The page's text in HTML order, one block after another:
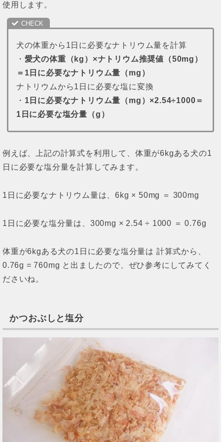
使用します。
犬の体重から1日に必要なナトリウム量を計算
・ 愛犬の体重（kg）×ナトリウム推奨値（50mg）
＝1日に必要なナトリウム量（mg）
ナトリウムから1日に必要な塩に変換
・ 1日に必要なナトリウム量（mg）×2.54÷1000＝
1日に必要な塩分量（g）
例えば、上記の計算式を利用して、体重が6kgある犬の1
日に必要な塩分量を計算してみます。
1日に必要なナトリウム量は、6kg × 50mg ＝ 300mg
1日に必要な塩分量は、300mg × 2.54 ÷ 1000 ＝ 0.76g
体重が6kgある犬の1日に必要な塩分量は 計算式から、
0.76g = 760mg と出ましたので、ぜひ参考にしてみてく
ださいね。
かつおぶしと塩分